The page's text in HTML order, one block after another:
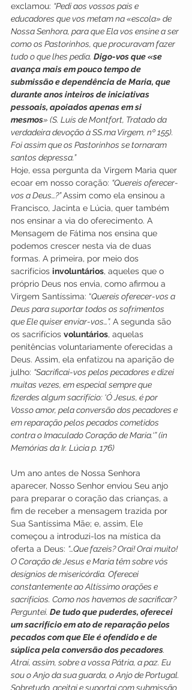
exclamou: “Pedi aos vossos pais e
educadores que vos metam na «escola» de
Nossa Senhora, para que Ela vos ensine a ser
como os Pastorinhos, que procuravam fazer
tudo o que lhes pedia. Digo-vos que «se
avança mais em pouco tempo de
submissão e dependência de Maria, que
durante anos inteiros de iniciativas
pessoais, apoiados apenas em si
mesmos» (S. Luís de Montfort, Tratado da
verdadeira devoção à SS.ma Virgem, nº 155).
Foi assim que os Pastorinhos se tornaram
santos depressa.”
Hoje, essa pergunta da Virgem Maria quer
ecoar em nosso coração: “Quereis oferecer-
vos a Deus…?” Assim como ela ensinou a
Francisco, Jacinta e Lúcia, quer também
nos ensinar a via do oferecimento. A
Mensagem de Fátima nos ensina que
podemos crescer nesta via de duas
formas. A primeira, por meio dos
sacrifícios involuntários, aqueles que o
próprio Deus nos envia, como afirmou a
Virgem Santíssima: “Quereis oferecer-vos a
Deus para suportar todos os sofrimentos
que Ele quiser enviar-vos…”. A segunda são
os sacrifícios voluntários, aquelas
penitências voluntariamente oferecidas a
Deus. Assim, ela enfatizou na aparição de
julho: “Sacrificai-vos pelos pecadores e dizei
muitas vezes, em especial sempre que
fizerdes algum sacrifício: ‘Ó Jesus, é por
Vosso amor, pela conversão dos pecadores e
em reparação pelos pecados cometidos
contra o Imaculado Coração de Maria.‘” (in
Memórias da Ir. Lúcia p. 176)
Um ano antes de Nossa Senhora
aparecer, Nosso Senhor enviou Seu anjo
para preparar o coração das crianças, a
fim de receber a mensagem trazida por
Sua Santíssima Mãe; e, assim, Ele
começou a introduzi-los na mística da
oferta a Deus: “…Que fazeis? Orai! Orai muito!
O Coração de Jesus e Maria têm sobre vós
desígnios de misericórdia. Oferecei
constantemente ao Altíssimo orações e
sacrifícios. Como nos havemos de sacrificar?
Perguntei. De tudo que puderdes, oferecei
um sacrifício em ato de reparação pelos
pecados com que Ele é ofendido e de
súplica pela conversão dos pecadores.
Atraí, assim, sobre a vossa Pátria, a paz. Eu
sou o Anjo da sua guarda, o Anjo de Portugal.
Sobretudo, aceitai e suportai com submissão